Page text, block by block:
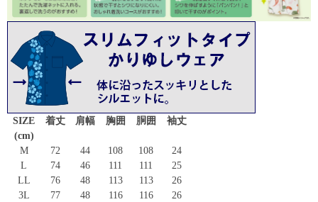
SIZE
(cm)
着丈 肩幅 胸囲 胴囲 袖丈
M 72 44 108 108
24
L
74 46 111 111
25
LL
76 48 113 113
26
3L
77 48 116 116
26